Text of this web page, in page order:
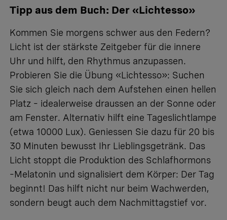
Tipp aus dem Buch: Der «Lichtesso»
Kommen Sie morgens schwer aus den Federn?
Licht ist der stärkste Zeitgeber für die innere
Uhr und hilft, den Rhythmus anzupassen.
Probieren Sie die Übung «Lichtesso»: Suchen
Sie sich gleich nach dem Aufstehen einen hellen
Platz – idealerweise draussen an der Sonne oder
am Fenster. Alternativ hilft eine Tageslichtlampe
(etwa 10000 Lux). Geniessen Sie dazu für 20 bis
30 Minuten bewusst Ihr Lieblingsgetränk. Das
Licht stoppt die Produktion des Schlafhormons
–Melatonin und signalisiert dem Körper: Der Tag
beginnt! Das hilft nicht nur beim Wachwerden,
sondern beugt auch dem Nachmittagstief vor.